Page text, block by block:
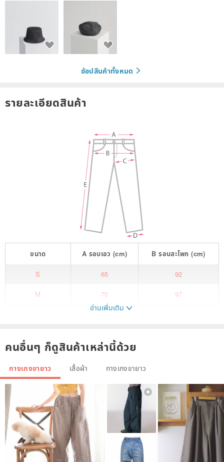
ช้อปสินค้าทั้งหมด
รายละเอียดสินค้า
ขนาด A รอบเอว (cm) Bรอบสะโพก (cm)
S 65 92
M 70 97
Wide Floor Pants",
The contours of the wide straight floor-to-ceiling trousers,
The high waist position slightly widens the waist,
Add two buckles to increase the visual focus.
Whether it’s paired with loose or fitted tops,
Can make a spontaneous outfit in the cool autumn and winter
seasons.
This style is available in gray and black.
อ่านเพิ่มเติม
คนอื่นๆ ก็ดูสินค้าเหล่านี้ด้วย
กางเกงขายาว เสื้อผ้า กางเกงขายาว